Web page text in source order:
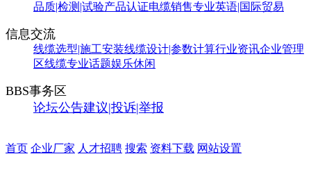
品质|检测|试验产品认证电缆销售专业英语|国际贸易
信息交流
线缆选型|施工安装线缆设计|参数计算行业资讯企业管理
区线缆专业话题娱乐休闲
BBS事务区
论坛公告建议|投诉|举报
首页 企业厂家 人才招聘 搜索 资料下载 网站设置